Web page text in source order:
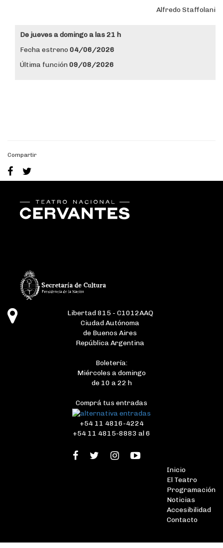
Alfredo Staffolani
De jueves a domingo a las 21 h
Fecha estreno 04/06/2026
Última función09/08/2026
Compartir
Libertad 815 - C1012AAQ
Ciudad Autónoma
de Buenos Aires
República Argentina
Boletería:
Miércoles a domingo
de 10 a 22 h
Comprá tus entradas
+54 11 4816-4224
+54 11 4815-8883 al 6
Inicio
El Teatro
Programación
Noticias
Accesibilidad
Contacto